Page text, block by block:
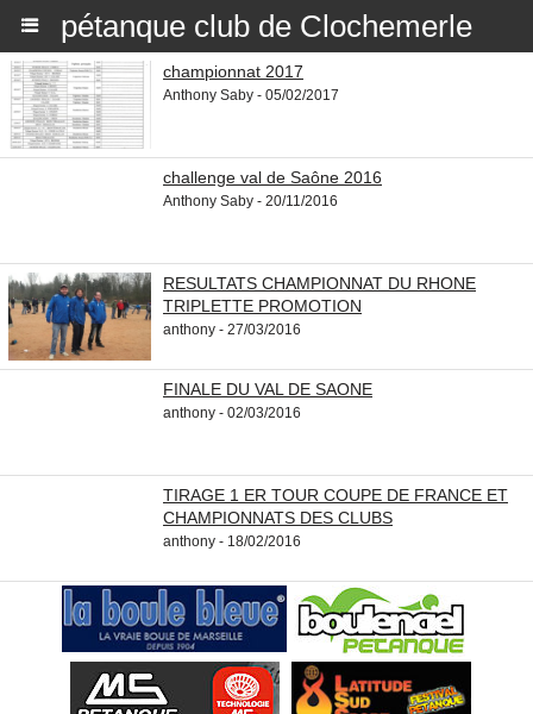
pétanque club de Clochemerle
championnat 2017
Anthony Saby - 05/02/2017
challenge val de Saône 2016
Anthony Saby - 20/11/2016
RESULTATS CHAMPIONNAT DU RHONE
TRIPLETTE PROMOTION
anthony - 27/03/2016
FINALE DU VAL DE SAONE
anthony - 02/03/2016
TIRAGE 1 ER TOUR COUPE DE FRANCE ET
CHAMPIONNATS DES CLUBS
anthony - 18/02/2016